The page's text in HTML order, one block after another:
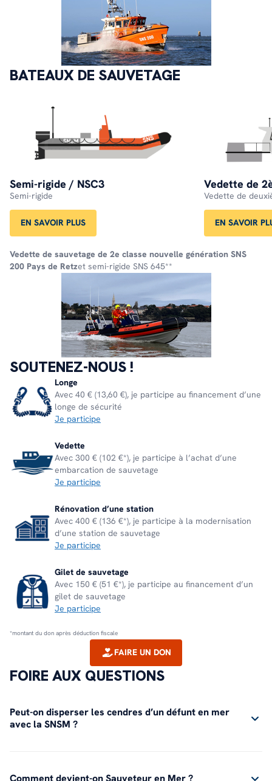
BATEAUX DE SAUVETAGE
Semi-rigide / NSC3
Semi-rigide
EN SAVOIR PLUS
Vedette de
Vedette de
EN SAVOIR
Vedette de sauvetage de 2e classe nouvelle génération SNS
200 Pays de Retzet semi-rigide SNS 645**
SOUTENEZ-NOUS !
Longe
Avec 40 € (13,60 €), je participe au financement d’une
longe de sécurité
Je participe
Vedette
Avec 300 € (102 €*), je participe à l’achat d’une
embarcation de sauvetage
Je participe
Rénovation d’une station
Avec 400 € (136 €*), je participe à la modernisation
d’une station de sauvetage
Je participe
Gilet de sauvetage
Avec 150 € (51 €*), je participe au financement d’un
gilet de sauvetage
Je participe
*montant du don après déduction fiscale
FAIRE UN DON
FOIRE AUX QUESTIONS
Peut-on disperser les cendres d’un défunt en mer
avec la SNSM ?
Comment devient-on Sauveteur en Mer ?